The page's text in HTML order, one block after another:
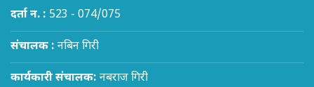
दर्ता न. : 523 - 074/075
संचालक : नबिन गिरी
कार्यकारी संचालक: नबराज गिरी